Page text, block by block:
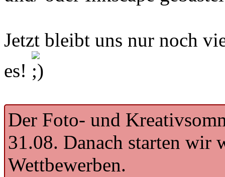
Jetzt bleibt uns nur noch
es!
Der Foto- und
31.08. Danach starten wir
Wettbewerben.